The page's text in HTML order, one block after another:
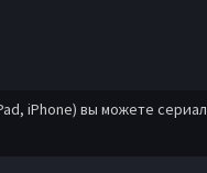
iPhone) вы можете сериал